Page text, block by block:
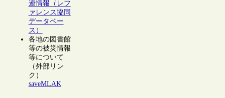
連情報（レフ
ァレンス協同
データベー
ス）
各地の図書館
等の被災情報
等について
（外部リン
ク）
saveMLAK